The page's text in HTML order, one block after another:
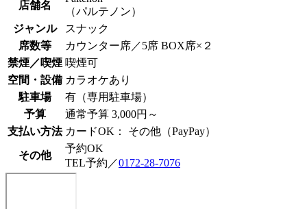
店舗名
（パルテノン）
ジャンル
スナック
席数等
カウンター席／5席 BOX席×２
禁煙／喫煙 喫煙可
空間・設備 カラオケあり
駐車場
有（専用駐車場）
予算
通常予算 3,000円～
支払い方法 カードOK： その他（PayPay）
その他
予約OK
TEL予約／0172-28-7076